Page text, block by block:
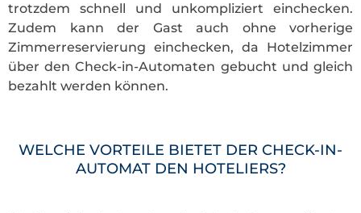
trotzdem schnell und unkompliziert einchecken.
Zudem kann der Gast auch ohne vorherige
Zimmerreservierung einchecken, da Hotelzimmer
über den Check-in-Automaten gebucht und gleich
bezahlt werden können.
WELCHE VORTEILE BIETET DER CHECK-IN-
AUTOMAT DEN HOTELIERS?